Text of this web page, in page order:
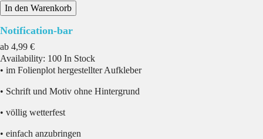
In den Warenkorb
Notification-bar
ab Preis
4,99 €
Availability: 100 In Stock
• im Folienplot hergestellter Aufkleber
• Schrift und Motiv ohne Hintergrund
• völlig wetterfest
• einfach anzubringen